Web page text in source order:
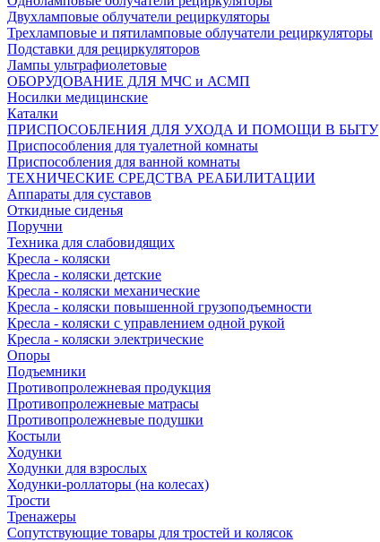
Двухламповые облучатели рециркуляторы
Трехламповые и пятиламповые облучатели рециркуляторы
Подставки для рециркуляторов
Лампы ультрафиолетовые
ОБОРУДОВАНИЕ ДЛЯ МЧС и АСМП
Носилки медицинские
Каталки
ПРИСПОСОБЛЕНИЯ ДЛЯ УХОДА И ПОМОЩИ В БЫТУ
Приспособления для туалетной комнаты
Приспособления для ванной комнаты
ТЕХНИЧЕСКИЕ СРЕДСТВА РЕАБИЛИТАЦИИ
Аппараты для суставов
Откидные сиденья
Поручни
Техника для слабовидящих
Кресла - коляски
Кресла - коляски детские
Кресла - коляски механические
Кресла - коляски повышенной грузоподъемности
Кресла - коляски с управлением одной рукой
Кресла - коляски электрические
Опоры
Подъемники
Противопролежневая продукция
Противопролежневые матрасы
Противопролежневые подушки
Костыли
Ходунки
Ходунки для взрослых
Ходунки-роллаторы (на колесах)
Трости
Тренажеры
Сопутствующие товары для тростей и колясок